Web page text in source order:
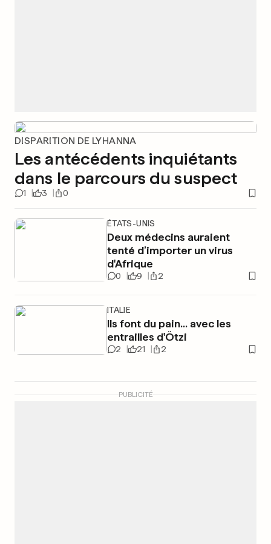
DISPARITION DE LYHANNA
Les antécédents inquiétants
dans le parcours du suspect
1 3 0
ÉTATS-UNIS
Deux médecins auraient
tenté d’importer un virus
d'Afrique
0 9 2
ITALIE
Ils font du pain... avec les
entrailles d'Ötzi
2 21 2
PUBLICITÉ